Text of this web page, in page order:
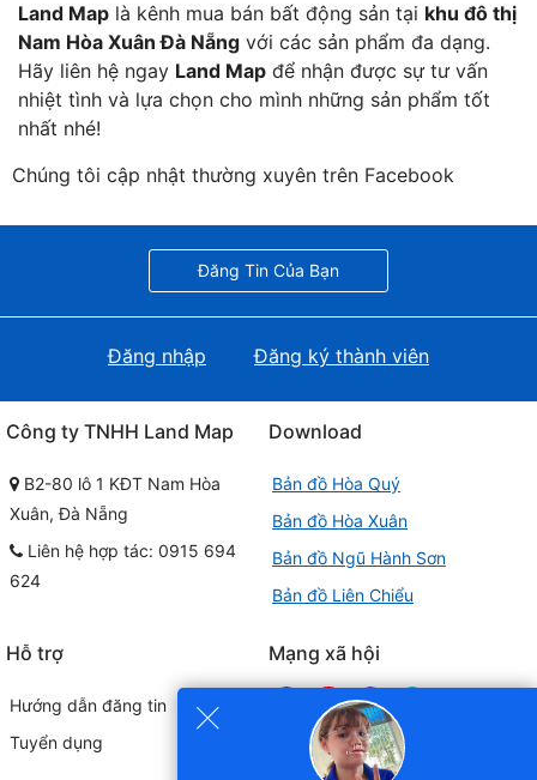
Land Map là kênh mua bán bất động sản tại khu đô thị
Nam Hòa Xuân Đà Nẵng với các sản phẩm đa dạng.
Hãy liên hệ ngay Land Map để nhận được sự tư vấn
nhiệt tình và lựa chọn cho mình những sản phẩm tốt
nhất nhé!
Chúng tôi cập nhật thường xuyên trên Facebook
×
Đăng Tin Của Bạn
Đăng nhập Đăng ký thành viên
Công ty TNHH Land Map
B2-80 lô 1 KĐT Nam Hòa
Xuân, Đà Nẵng
Liên hệ hợp tác: 0915 694
624
Download
Bản đồ Hòa Quý
Bản đồ Hòa Xuân
Bản đồ Ngũ Hành Sơn
Bản đồ Liên Chiểu
Hỗ trợ
Hướng dẫn đăng tin
Tuyển dụng
Mạng xã hội